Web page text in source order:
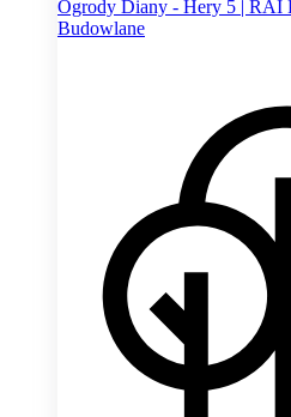
Ogrody Diany - Hery 5 | RAI
Budowlane